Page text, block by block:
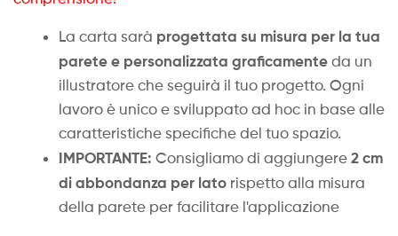
La carta sarà progettata su misura per la tua
parete e personalizzata graficamente da un
illustratore che seguirà il tuo progetto. Ogni
lavoro è unico e sviluppato ad hoc in base alle
caratteristiche specifiche del tuo spazio.
IMPORTANTE: Consigliamo di aggiungere 2 cm
di abbondanza per lato rispetto alla misura
della parete per facilitare l'applicazione